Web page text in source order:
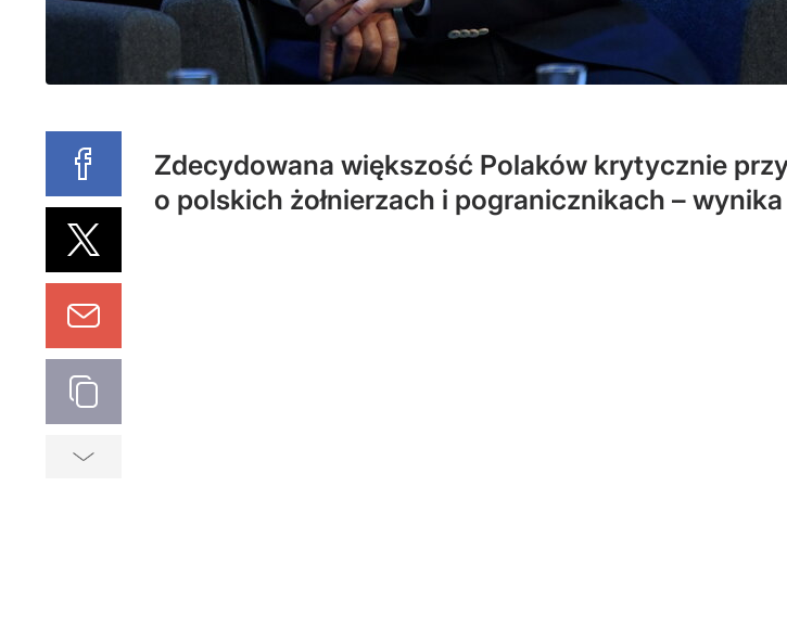
Zdecydowana większość Polaków krytycznie
o polskich żołnierzach i pogranicznikach –